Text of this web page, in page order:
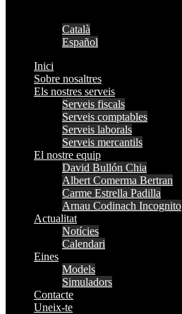
Català
Español
Inici
Sobre nosaltres
Els nostres serveis
Serveis fiscals
Serveis comptables
Serveis laborals
Serveis mercantils
El nostre equip
David Bullón Chia
Albert Comerma Bertran
Carme Estrella Padilla
Arnau Codinach Incognito
Actualitat
Notícies
Calendari
Eines
Models
Simuladors
Contacte
Uneix-te